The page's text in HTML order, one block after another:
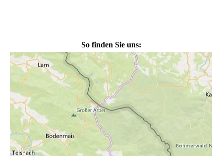
So finden Sie uns: